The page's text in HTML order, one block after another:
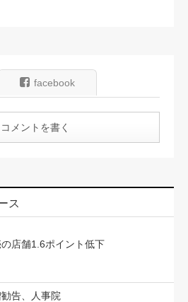
facebook
コメントを書く
ス
店舗1.6ポイント低下
告、人事院